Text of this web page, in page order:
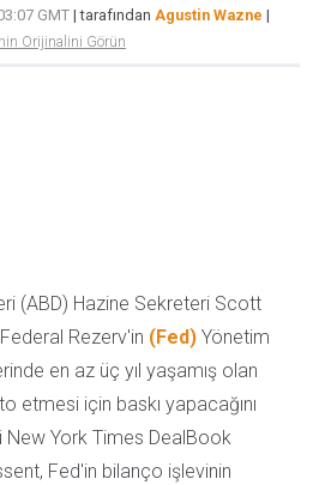
GMT | tarafından Agustin Wazne |
Orijinalini Görün
(ABD) Hazine Sekreteri Scott
Rezerv'in (Fed) Yönetim
en az üç yıl yaşamış olan
etmesi için baskı yapacağını
York Times DealBook
Fed'in bilanço işlevinin